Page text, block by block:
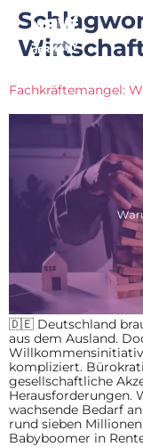
Fachkräftemangel:
🇩🇪 Deutschland
aus dem Ausland.
kompliziert.
gesellschaftliche
Herausforderungen.
wachsende Bedarf
rund sieben
Babyboomer in